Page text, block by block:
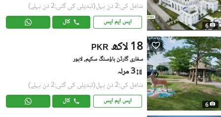
6
شامل کی:2 دن پہل (تبدیلی کی گئی:2 دن پہلے)
ایس ایم ایس کال
6
PKR 18 لاکھ
سفاری گارڈن ہاؤسنگ سکیم, لاہور
3 مرلہ
شامل کی:2 دن پہل (تبدیلی کی گئی:2 دن پہلے)
ایس ایم ایس کال